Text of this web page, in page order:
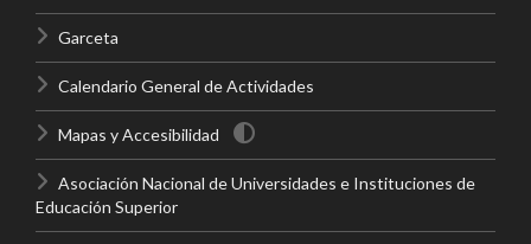
Garceta
Calendario General de Actividades
Mapas y Accesibilidad
Asociación Nacional de Universidades e Instituciones de
Educación Superior